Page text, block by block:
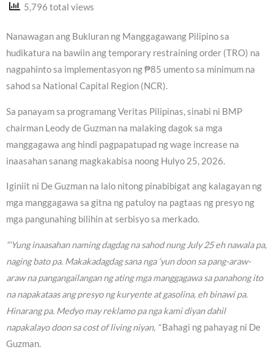
5,796 total views
Nanawagan ang Bukluran ng Manggagawang Pilipino sa
hudikatura na bawiin ang temporary restraining order (TRO) na
nagpahinto sa implementasyon ng ₱85 umento sa minimum na
sahod sa National Capital Region (NCR).
Sa panayam sa programang Veritas Pilipinas, sinabi ni BMP
chairman Leody de Guzman na malaking dagok sa mga
manggagawa ang hindi pagpapatupad ng wage increase na
inaasahan sanang magkakabisa noong Hulyo 25, 2026.
Iginiit ni De Guzman na lalo nitong pinabibigat ang kalagayan ng
mga manggagawa sa gitna ng patuloy na pagtaas ng presyo ng
mga pangunahing bilihin at serbisyo sa merkado.
“‘Yung inaasahan naming dagdag na sahod nung July 25 eh nawala pa,
naging bato pa. Makakadagdag sana nga ‘yun doon sa pang-araw-
araw na pangangailangan ng ating mga manggagawa sa panahong ito
na napakataas ang presyo ng kuryente at gasolina, eh binawi pa.
Hinarang pa. Medyo may reklamo pa nga kami diyan dahil
napakalayo doon sa cost of living niyan, “Bahagi ng pahayag ni De
Guzman.